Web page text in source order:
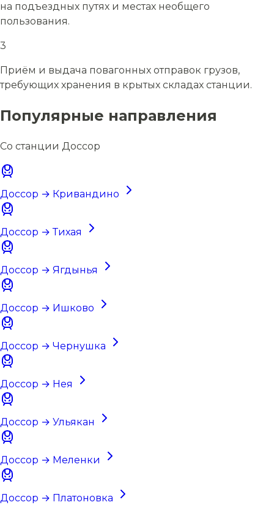
на подъездных путях и местах необщего
пользования.
3
Приём и выдача повагонных отправок грузов,
требующих хранения в крытых складах станции.
Популярные направления
Со станции Доссор
Доссор → Кривандино
Доссор → Тихая
Доссор → Ягдынья
Доссор → Ишково
Доссор → Чернушка
Доссор → Нея
Доссор → Ульякан
Доссор → Меленки
Доссор → Платоновка